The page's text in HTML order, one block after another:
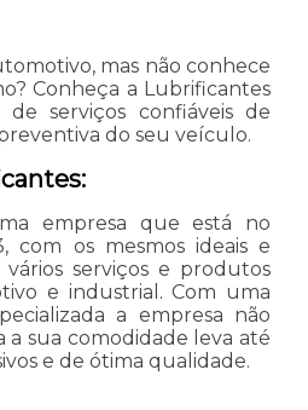
mas não conhece
Conheça a Lubrificantes
serviços confiáveis de
do seu veículo.
empresa que está no
com os mesmos ideais e
serviços e produtos
e industrial. Com uma
a empresa não
a sua comodidade leva até
e de ótima qualidade.